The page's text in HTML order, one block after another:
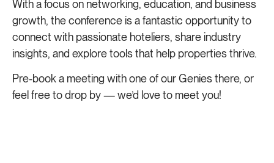
With a focus on networking, education, and business
growth, the conference is a fantastic opportunity to
connect with passionate hoteliers, share industry
insights, and explore tools that help properties thrive.
Pre-book a meeting with one of our Genies there, or
feel free to drop by — we’d love to meet you!